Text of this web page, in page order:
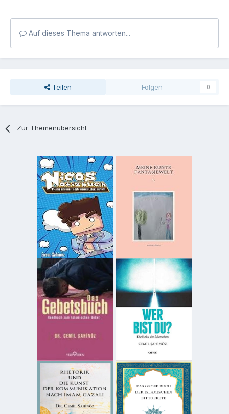
Auf dieses Thema antworten...
Teilen Folgen 0
Zur Themenübersicht